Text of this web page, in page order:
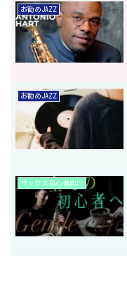
お勧めJAZZ
お勧めJAZZ
サックス初心者向け